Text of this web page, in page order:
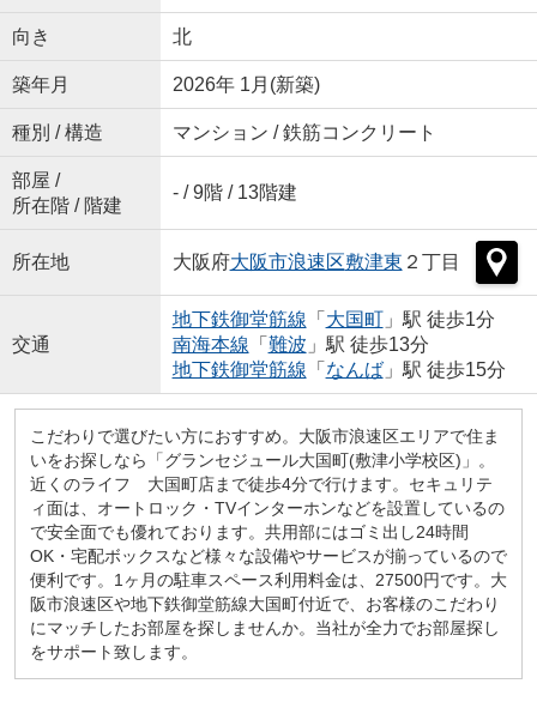
向き 北
築年月 2026年 1月(新築)
種別 / 構造 マンション / 鉄筋コンクリート
部屋 /
所在階 / 階建
- / 9階 / 13階建
所在地 大阪府大阪市浪速区敷津東 ２丁目
交通
地下鉄御堂筋線 「 大国町」駅 徒歩1分
南海本線 「 難波 」駅 徒歩13分
地下鉄御堂筋線 「 なんば」駅 徒歩15分
こだわりで選びたい方におすすめ。大阪市浪速区エリアで住ま
いをお探しなら「グランセジュール大国町(敷津小学校区)」。
近くのライフ 大国町店まで徒歩4分で行けます。セキュリテ
ィ面は、オートロック・TVインターホンなどを設置しているの
で安全面でも優れております。共用部にはゴミ出し24時間
OK・宅配ボックスなど様々な設備やサービスが揃っているので
便利です。1ヶ月の駐車スペース利用料金は、27500円です。大
阪市浪速区や地下鉄御堂筋線大国町付近で、お客様のこだわり
にマッチしたお部屋を探しませんか。当社が全力でお部屋探し
をサポート致します。